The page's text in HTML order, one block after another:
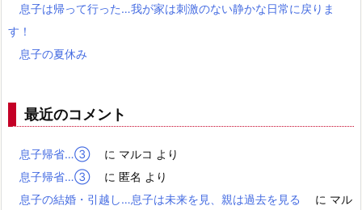
息子は帰って行った…我が家は刺激のない静かな日常に戻りま
す！
息子の夏休み
最近のコメント
息子帰省…③ に マルコ より
息子帰省…③
に 匿名 より
息子の結婚・引越し…息子は未来を見、親は過去を見る
に マル